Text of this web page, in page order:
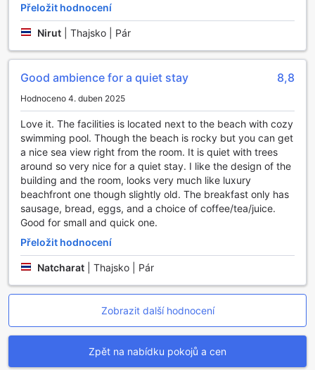
vozidlu. Ať už plánujete výlety k místním plážím, kulturním
památkám nebo do okolních měst, s bezplatným
parkováním v Tamarina Resort máte vše na dosah ruky.
Uvolněte se a vychutnejte si bezstarostný pobyt s
možností objevování krás Thajska vlastním tempem.
V Tamarina Resort v Chonburi, Thajsko, se můžete těšit na
pokoje, které kombinují komfort a moderní technologie.
Každý pokoj je vybaven klimatizací, která zajišťuje
příjemnou teplotu během celého pobytu. Pro vaše pohodlí
je k dispozici také televizor s přístupem k satelitnímu a
kabelovému vysílání, takže si můžete vychutnat oblíbené
pořady a filmy přímo z pohodlí vaší postele.
Kromě toho se můžete těšit na vlastní balkon nebo terasu,
kde si můžete vychutnat čerstvý vzduch a nádherný
výhled na okolí. Pro milovníky kávy a čaje je v pokoji
připravena kávovar a čajový set, který vám umožní začít
den s oblíbeným nápojem. Nechybí ani lednička, která
udrží vaše nápoje a občerstvení v chladu, a zdarma balená
Všechny tyto prvky přispívají k tomu, aby váš pobyt v
Tamarina Resort byl nezapomenutelný a plný pohodlí.
Gastronomické zážitky v Tamarina Resort
Přeložit hodnocení
Nirut Thajsko | Pár
Good ambience for a quiet stay 8,8
Hodnoceno 4. duben 2025
Love it. The facilities is located next to the beach with cozy
swimming pool. Though the beach is rocky but you can get
a nice sea view right from the room. It is quiet with trees
around so very nice for a quiet stay. I like the design of the
building and the room, looks very much like luxury
beachfront one though slightly old. The breakfast only has
sausage, bread, eggs, and a choice of coffee/tea/juice.
Good for small and quick one.
Přeložit hodnocení
Natcharat Thajsko | Pár
Zobrazit další hodnocení
Zpět na nabídku pokojů a cen